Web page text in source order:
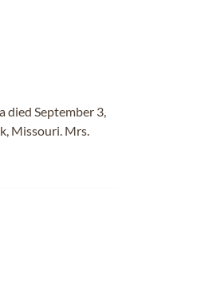
died September 3,
Missouri. Mrs.